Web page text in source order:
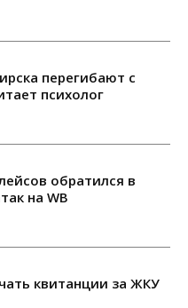
перегибают с
психолог
обратился в
на WB
квитанции за ЖКУ